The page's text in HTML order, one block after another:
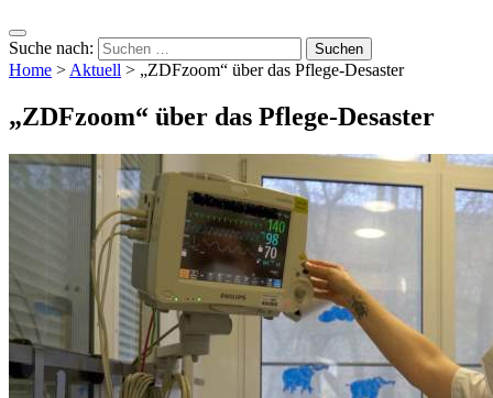
Suche nach:
Home > Aktuell > „ZDFzoom“ über das Pflege-Desaster
„ZDFzoom“ über das Pflege-Desaster